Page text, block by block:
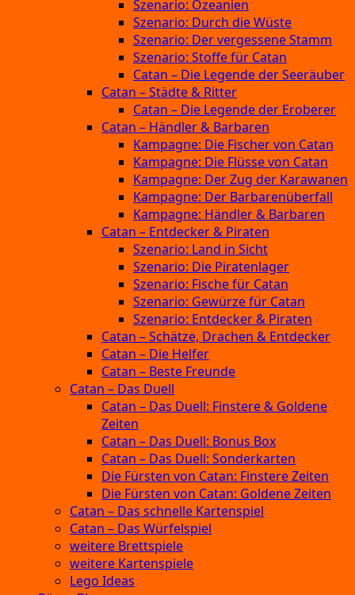
Szenario: Ozeanien
Szenario: Durch die Wüste
Szenario: Der vergessene Stamm
Szenario: Stoffe für Catan
Catan – Die Legende der Seeräuber
Catan – Städte & Ritter
Catan – Die Legende der Eroberer
Catan – Händler & Barbaren
Kampagne: Die Fischer von Catan
Kampagne: Die Flüsse von Catan
Kampagne: Der Zug der Karawanen
Kampagne: Der Barbarenüberfall
Kampagne: Händler & Barbaren
Catan – Entdecker & Piraten
Szenario: Land in Sicht
Szenario: Die Piratenlager
Szenario: Fische für Catan
Szenario: Gewürze für Catan
Szenario: Entdecker & Piraten
Catan – Schätze, Drachen & Entdecker
Catan – Die Helfer
Catan – Beste Freunde
Catan – Das Duell
Catan – Das Duell: Finstere & Goldene
Zeiten
Catan – Das Duell: Bonus Box
Catan – Das Duell: Sonderkarten
Die Fürsten von Catan: Finstere Zeiten
Die Fürsten von Catan: Goldene Zeiten
Catan – Das schnelle Kartenspiel
Catan – Das Würfelspiel
weitere Brettspiele
weitere Kartenspiele
Lego Ideas